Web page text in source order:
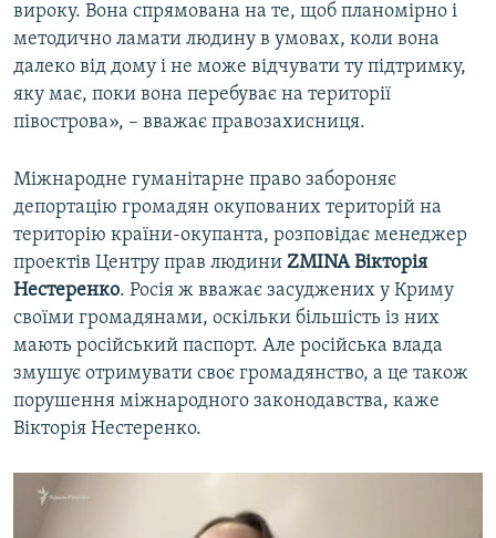
вироку. Вона спрямована на те, щоб планомірно і
методично ламати людину в умовах, коли вона
далеко від дому і не може відчувати ту підтримку,
яку має, поки вона перебуває на території
півострова», – вважає правозахисниця.
Міжнародне гуманітарне право забороняє
депортацію громадян окупованих територій на
територію країни-окупанта, розповідає менеджер
проектів Центру прав людини ZMINA Вікторія
Нестеренко. Росія ж вважає засуджених у Криму
своїми громадянами, оскільки більшість із них
мають російський паспорт. Але російська влада
змушує отримувати своє громадянство, а це також
порушення міжнародного законодавства, каже
Вікторія Нестеренко.